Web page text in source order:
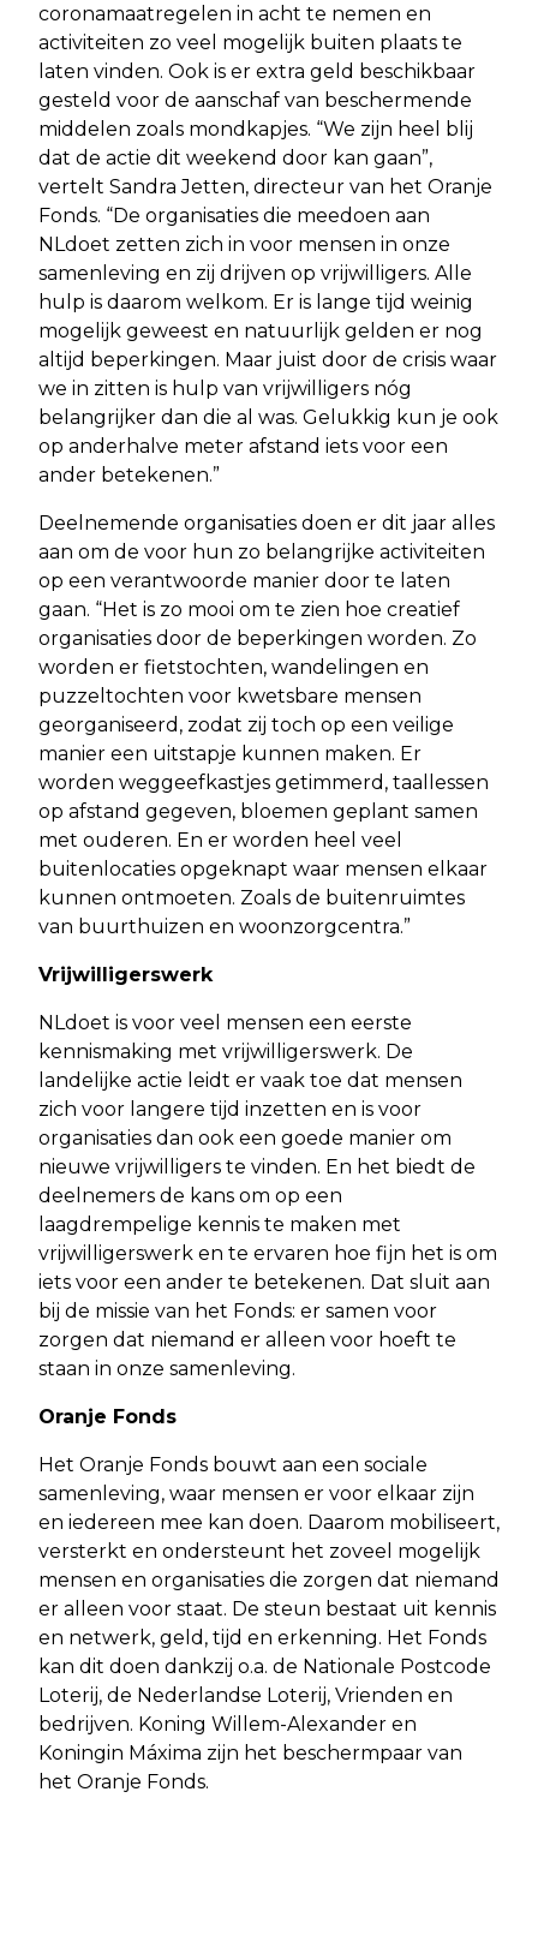
coronamaatregelen in acht te nemen en
activiteiten zo veel mogelijk buiten plaats te
laten vinden. Ook is er extra geld beschikbaar
gesteld voor de aanschaf van beschermende
middelen zoals mondkapjes. “We zijn heel blij
dat de actie dit weekend door kan gaan”,
vertelt Sandra Jetten, directeur van het Oranje
Fonds. “De organisaties die meedoen aan
NLdoet zetten zich in voor mensen in onze
samenleving en zij drijven op vrijwilligers. Alle
hulp is daarom welkom. Er is lange tijd weinig
mogelijk geweest en natuurlijk gelden er nog
altijd beperkingen. Maar juist door de crisis waar
we in zitten is hulp van vrijwilligers nóg
belangrijker dan die al was. Gelukkig kun je ook
op anderhalve meter afstand iets voor een
ander betekenen.”
Deelnemende organisaties doen er dit jaar alles
aan om de voor hun zo belangrijke activiteiten
op een verantwoorde manier door te laten
gaan. “Het is zo mooi om te zien hoe creatief
organisaties door de beperkingen worden. Zo
worden er fietstochten, wandelingen en
puzzeltochten voor kwetsbare mensen
georganiseerd, zodat zij toch op een veilige
manier een uitstapje kunnen maken. Er
worden weggeefkastjes getimmerd, taallessen
op afstand gegeven, bloemen geplant samen
met ouderen. En er worden heel veel
buitenlocaties opgeknapt waar mensen elkaar
kunnen ontmoeten. Zoals de buitenruimtes
van buurthuizen en woonzorgcentra.”
Vrijwilligerswerk
NLdoet is voor veel mensen een eerste
kennismaking met vrijwilligerswerk. De
landelijke actie leidt er vaak toe dat mensen
zich voor langere tijd inzetten en is voor
organisaties dan ook een goede manier om
nieuwe vrijwilligers te vinden. En het biedt de
deelnemers de kans om op een
laagdrempelige kennis te maken met
vrijwilligerswerk en te ervaren hoe fijn het is om
iets voor een ander te betekenen. Dat sluit aan
bij de missie van het Fonds: er samen voor
zorgen dat niemand er alleen voor hoeft te
staan in onze samenleving.
Oranje Fonds
Het Oranje Fonds bouwt aan een sociale
samenleving, waar mensen er voor elkaar zijn
en iedereen mee kan doen. Daarom mobiliseert,
versterkt en ondersteunt het zoveel mogelijk
mensen en organisaties die zorgen dat niemand
er alleen voor staat. De steun bestaat uit kennis
en netwerk, geld, tijd en erkenning. Het Fonds
kan dit doen dankzij o.a. de Nationale Postcode
Loterij, de Nederlandse Loterij, Vrienden en
bedrijven. Koning Willem-Alexander en
Koningin Máxima zijn het beschermpaar van
het Oranje Fonds.